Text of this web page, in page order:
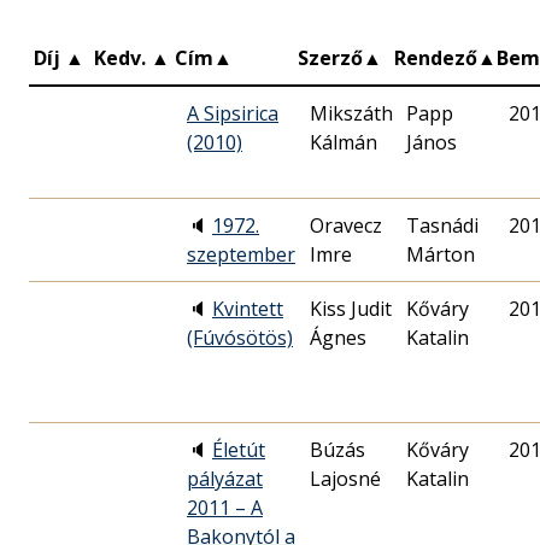
Díj ▲ Kedv. ▲ Cím▲ Szerző▲ Rendező▲
A Sipsirica
(2010)
Mikszáth
Kálmán
Papp
János
🔈 1972.
szeptember
Oravecz
Imre
Tasnádi
Márton
🔈 Kvintett
(Fúvósötös)
Kiss Judit
Ágnes
Kőváry
Katalin
🔈 Életút
pályázat
2011 – A
Bakonytól a
Búzás
Lajosné
Kőváry
Katalin